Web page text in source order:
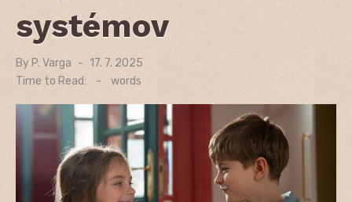
systémov
By P. Varga
Posted
17. 7. 2025
Time to Read:
- words